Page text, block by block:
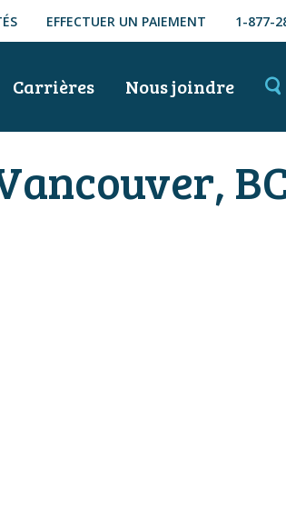
EFFECTUER UN PAIEMENT 1-877-
Carrières Nous joindre